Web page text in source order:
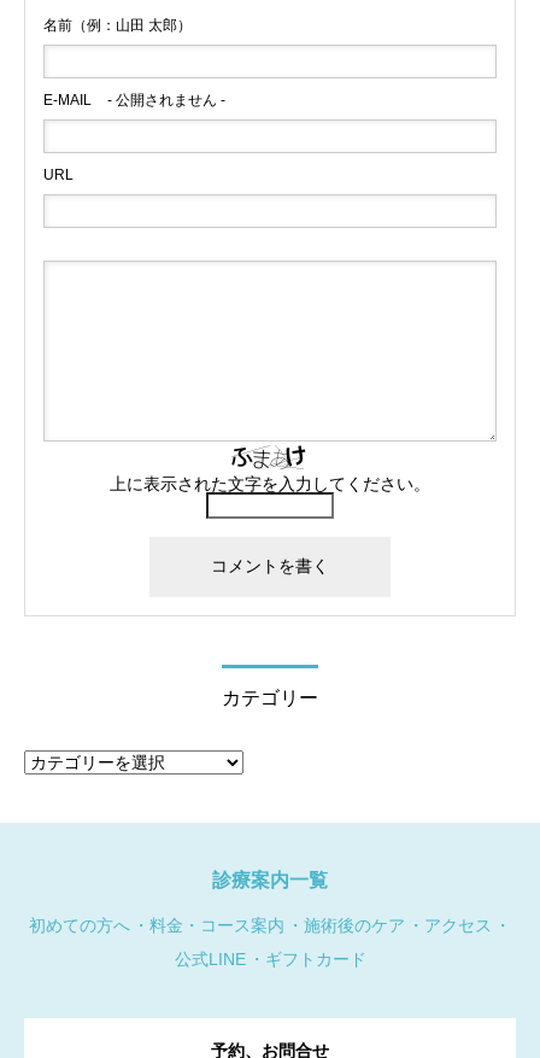
名前（例：山田 太郎）
E-MAIL - 公開されません -
URL
上に表示された文字を入力してください。
カテゴリー
カ
テ
ー
診療案内一覧
初めての方へ 料金・コース案内 施術後のケア
アクセス
公式LINE
ギフトカード
予約、お問合せ